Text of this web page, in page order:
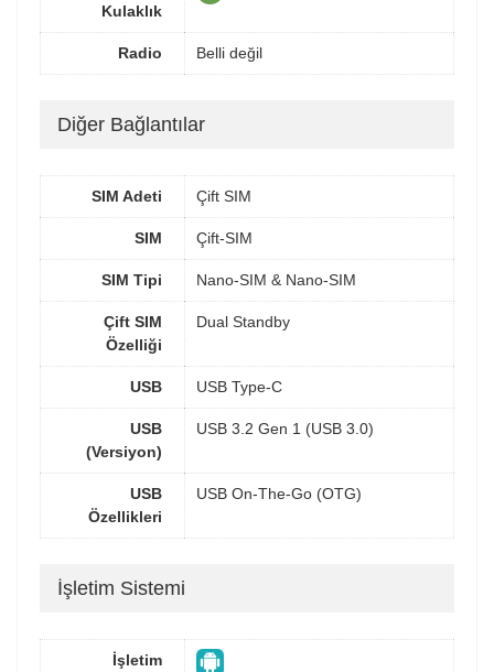
Kulaklık
Radio Belli değil
Diğer Bağlantılar
SIM Adeti Çift SIM
SIM Çift-SIM
SIM Tipi Nano-SIM & Nano-SIM
Çift SIM
Özelliği
Dual Standby
USB USB Type-C
USB
(Versiyon)
USB 3.2 Gen 1 (USB 3.0)
USB
Özellikleri
USB On-The-Go (OTG)
İşletim Sistemi
İşletim